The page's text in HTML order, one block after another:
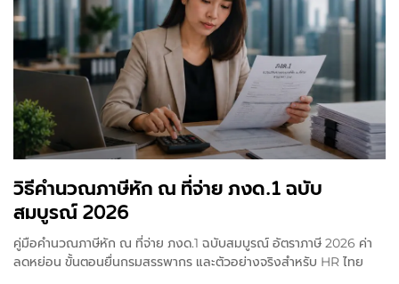
วิธีคำนวณภาษีหัก ณ ที่จ่าย ภงด.1 ฉบับ
สมบูรณ์ 2026
คู่มือคำนวณภาษีหัก ณ ที่จ่าย ภงด.1 ฉบับสมบูรณ์ อัตราภาษี 2026 ค่า
ลดหย่อน ขั้นตอนยื่นกรมสรรพากร และตัวอย่างจริงสำหรับ HR ไทย